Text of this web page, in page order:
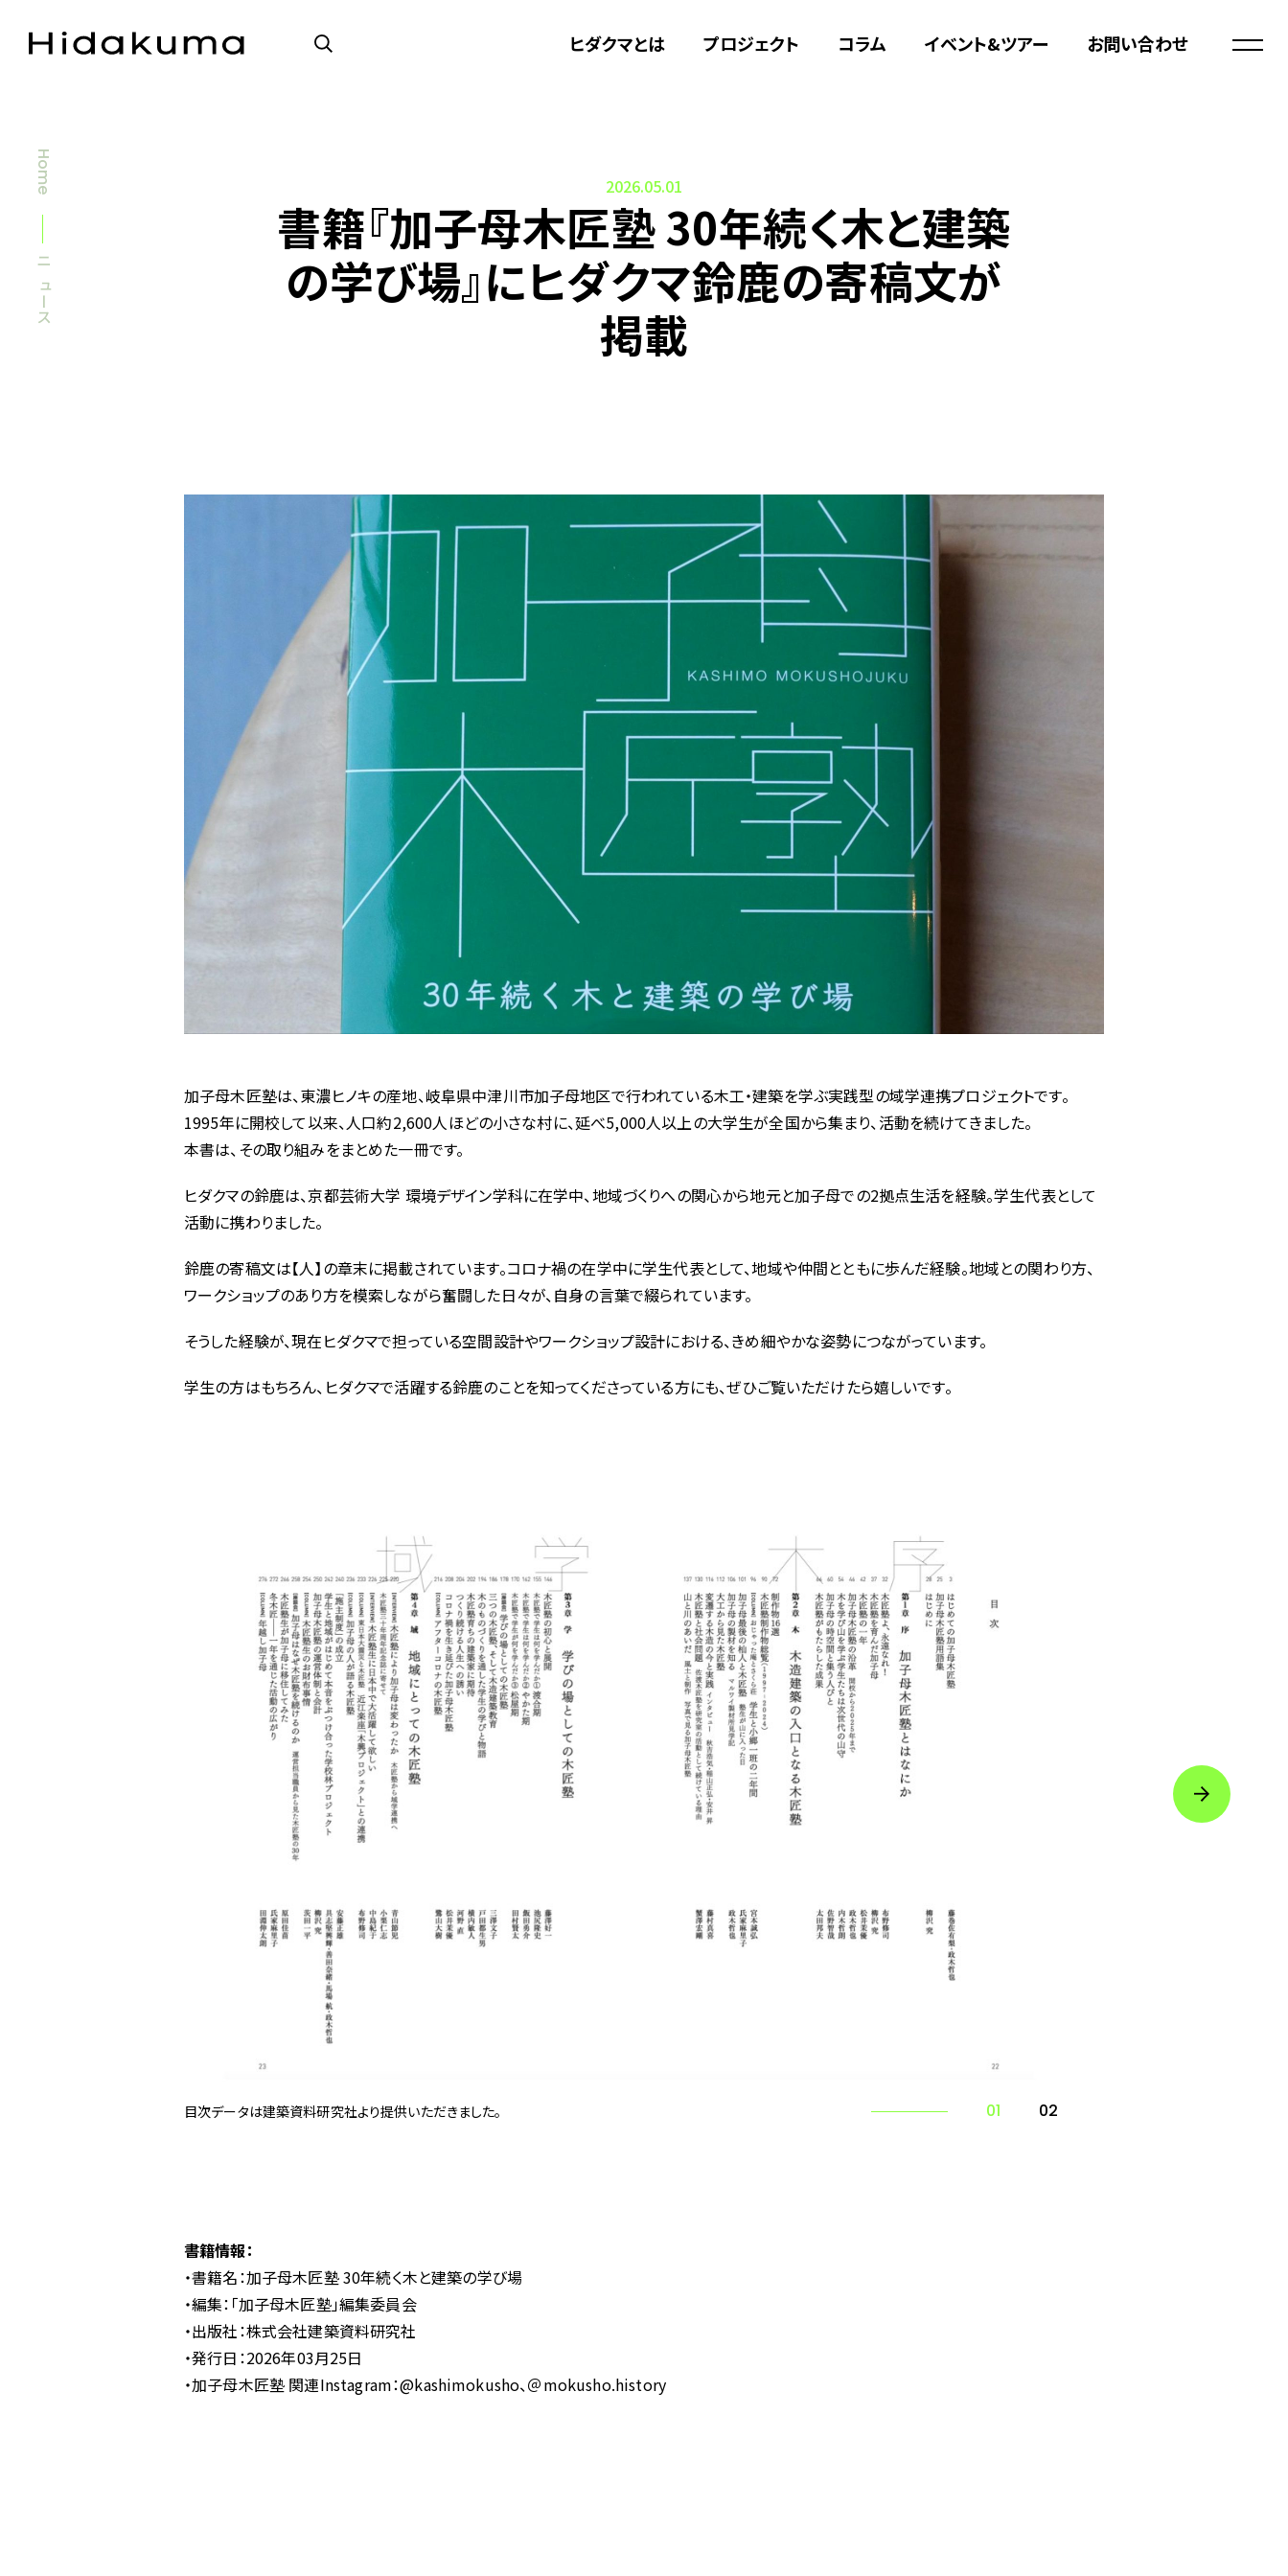
ヒダクマとは プロジェクト コラム イベント&ツアー お問い合わせ
Home
ニュース
2026.05.01
書籍『加子母木匠塾 30年続く木と建築
の学び場』にヒダクマ鈴鹿の寄稿文が
掲載
加子母木匠塾は、東濃ヒノキの産地、岐阜県中津川市加子母地区で行われている木工・建築を学ぶ実践型の域学連携プロジェクトです。
1995年に開校して以来、人口約2,600人ほどの小さな村に、延べ5,000人以上の大学生が全国から集まり、活動を続けてきました。
本書は、その取り組みをまとめた一冊です。
ヒダクマの鈴鹿は、京都芸術大学 環境デザイン学科に在学中、地域づくりへの関心から地元と加子母での2拠点生活を経験。学生代表として
活動に携わりました。
鈴鹿の寄稿文は【人】の章末に掲載されています。コロナ禍の在学中に学生代表として、地域や仲間とともに歩んだ経験。地域との関わり方、
ワークショップのあり方を模索しながら奮闘した日々が、自身の言葉で綴られています。
そうした経験が、現在ヒダクマで担っている空間設計やワークショップ設計における、きめ細やかな姿勢につながっています。
学生の方はもちろん、ヒダクマで活躍する鈴鹿のことを知ってくださっている方にも、ぜひご覧いただけたら嬉しいです。
01 02
目次データは建築資料研究社より提供いただきました。
書籍情報：
・書籍名：加子母木匠塾 30年続く木と建築の学び場
・編集：「加子母木匠塾」編集委員会
・出版社：株式会社建築資料研究社
・発行日：2026年03月25日
・加子母木匠塾 関連Instagram：@kashimokusho、＠mokusho.history